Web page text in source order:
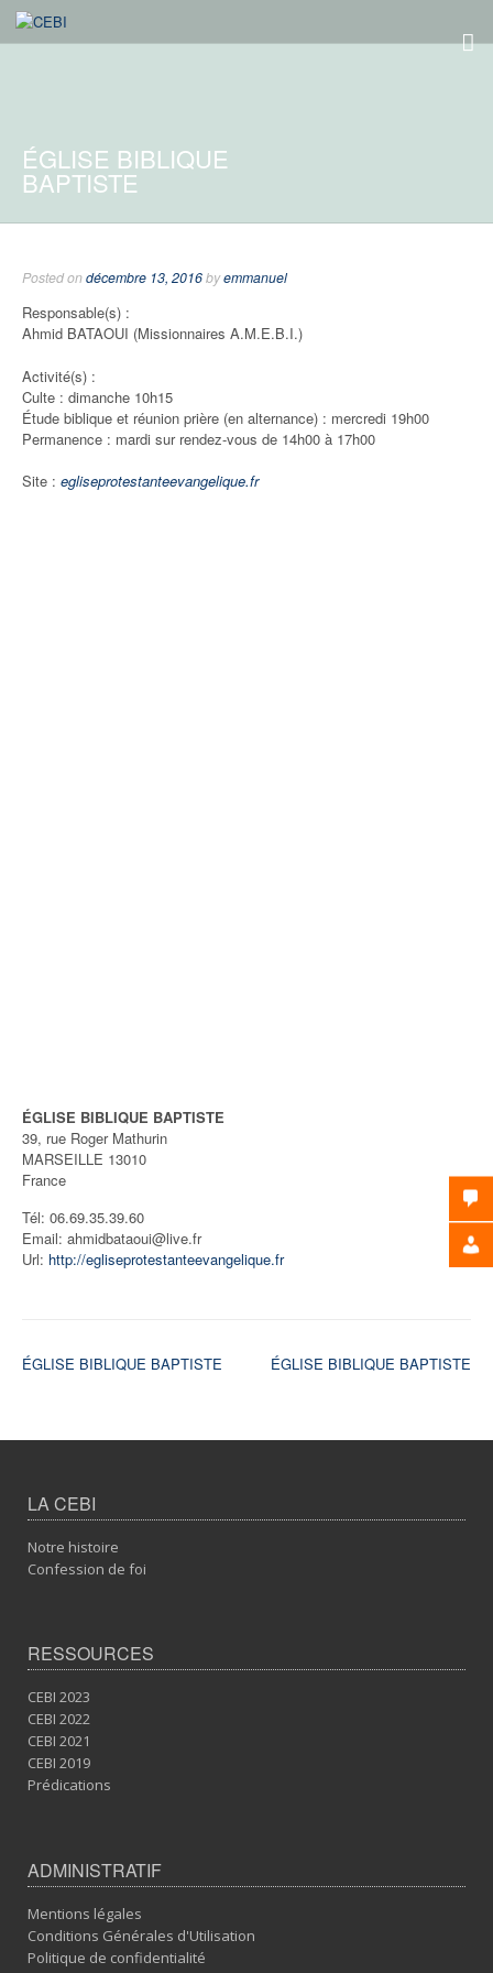
ÉGLISE BIBLIQUE
BAPTISTE
Posted ondécembre 13, 2016byemmanuel
Responsable(s) :
Ahmid BATAOUI (Missionnaires A.M.E.B.I.)
Activité(s) :
Culte : dimanche 10h15
Étude biblique et réunion prière (en alternance) : mercredi 19h00
Permanence : mardi sur rendez-vous de 14h00 à 17h00
Site : egliseprotestanteevangelique.fr
ÉGLISE BIBLIQUE BAPTISTE
39, rue Roger Mathurin
MARSEILLE 13010
France
Tél: 06.69.35.39.60
Email: ahmidbataoui@live.fr
Url: http://egliseprotestanteevangelique.fr
Navigation
l’article
ÉGLISE BIBLIQUE BAPTISTE ÉGLISE BIBLIQUE BAPTISTE
LA CEBI
Notre histoire
Confession de foi
RESSOURCES
CEBI 2023
CEBI 2022
CEBI 2021
CEBI 2019
Prédications
ADMINISTRATIF
Mentions légales
Conditions Générales d'Utilisation
Politique de confidentialité